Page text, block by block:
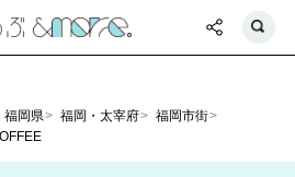
福岡県 福岡・太宰府
福岡市街